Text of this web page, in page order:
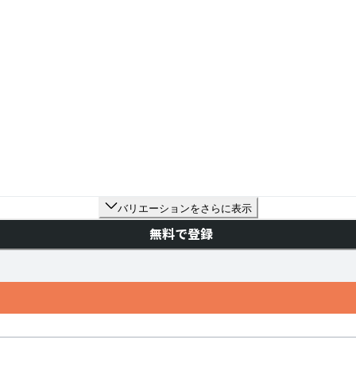
バリエーションをさらに表示
無料で登録